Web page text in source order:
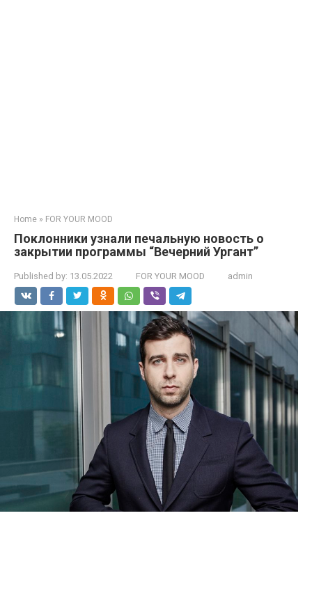
Home » FOR YOUR MOOD
Поклонники узнали печальную новость о
закрытии программы “Вечерний Ургант”
Published by: 13.05.2022 FOR YOUR MOOD admin